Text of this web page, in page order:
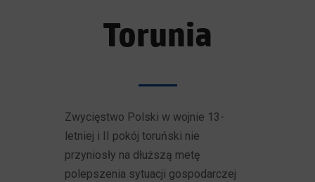
Torunia
Zwycięstwo Polski w wojnie 13-
letniej i II pokój toruński nie
przyniosły na dłuższą metę
polepszenia sytuacji gospodarczej